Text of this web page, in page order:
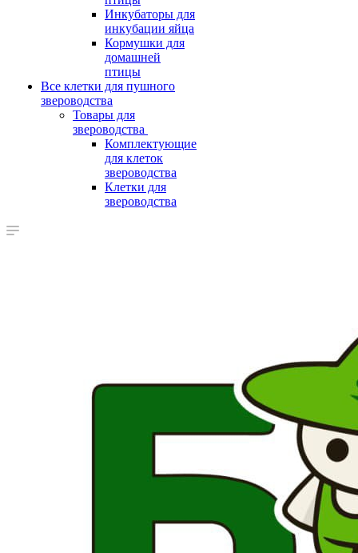
Инкубаторы для
инкубации яйца
Кормушки для
домашней
птицы
Все клетки для пушного
звероводства
Товары для
звероводства
Комплектующие
для клеток
звероводства
Клетки для
звероводства